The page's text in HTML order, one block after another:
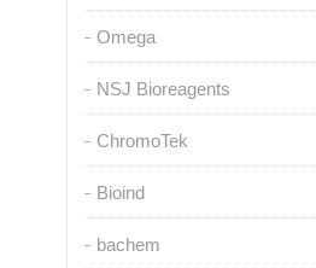
Omega
NSJ Bioreagents
ChromoTek
Bioind
bachem